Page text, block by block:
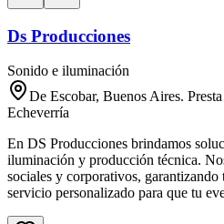
Ds Producciones
Sonido e iluminación
De Escobar, Buenos Aires.
Echeverría
En DS Producciones brindamos
iluminación y producción técnica.
sociales y corporativos,
servicio personalizado para que tu